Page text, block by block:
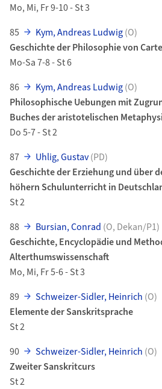
Mo, Mi, Fr 9-10 - St 3
85
Kym, Andreas Ludwig(O)
Geschichte der Philosophie von
Mo-Sa 7-8 - St 6
86
Kym, Andreas Ludwig(O)
Philosophische Uebungen mit
Buches der aristotelischen
Do 5-7 - St 2
87
Uhlig, Gustav(PD)
Geschichte der Erziehung und über
höhern Schulunterricht in
St 2
88
Bursian, Conrad (O, Dekan/P1)
Geschichte, Encyclopädie und
Alterthumswissenschaft
Mo, Mi, Fr 5-6 - St 3
89
Schweizer-Sidler, Heinrich (O)
Elemente der Sanskritsprache
St 2
90
Schweizer-Sidler, Heinrich (O)
Zweiter Sanskritcurs
St 2